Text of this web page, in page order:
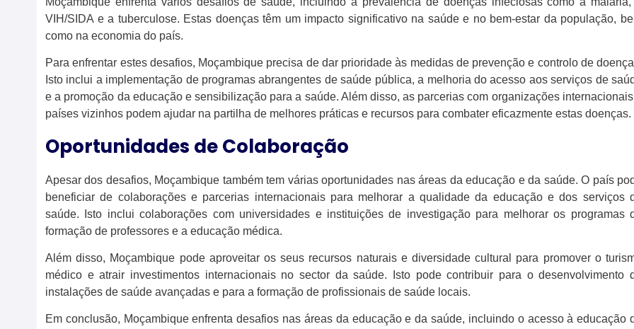
VIH/SIDA e a tuberculose. Estas doenças têm um impacto significativo na saúde e no bem-estar da população,
como na economia do país.
Para enfrentar estes desafios, Moçambique precisa de dar prioridade às medidas de prevenção e controlo de
Isto inclui a implementação de programas abrangentes de saúde pública, a melhoria do acesso aos serviços de
e a promoção da educação e sensibilização para a saúde. Além disso, as parcerias com organizações
países vizinhos podem ajudar na partilha de melhores práticas e recursos para combater eficazmente estas doenças.
Oportunidades de Colaboração
Apesar dos desafios, Moçambique também tem várias oportunidades nas áreas da educação e da saúde. O país
beneficiar de colaborações e parcerias internacionais para melhorar a qualidade da educação e dos serviços
saúde. Isto inclui colaborações com universidades e instituições de investigação para melhorar os programas
formação de professores e a educação médica.
Além disso, Moçambique pode aproveitar os seus recursos naturais e diversidade cultural para promover o
médico e atrair investimentos internacionais no sector da saúde. Isto pode contribuir para o desenvolvimento
instalações de saúde avançadas e para a formação de profissionais de saúde locais.
Em conclusão, Moçambique enfrenta desafios nas áreas da educação e da saúde, incluindo o acesso à educação